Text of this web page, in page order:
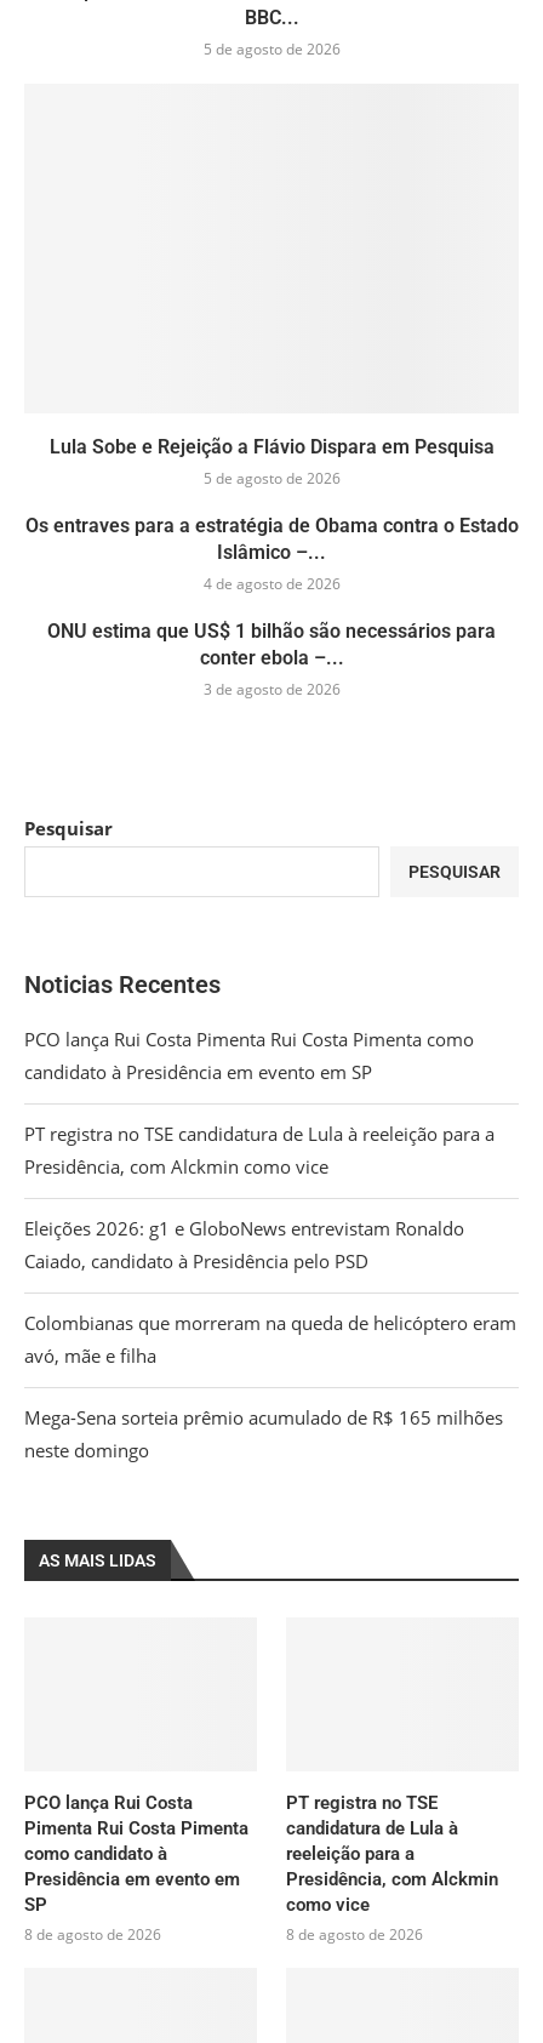
BBC...
5 de agosto de 2026
Lula Sobe e Rejeição a Flávio Dispara em Pesquisa
5 de agosto de 2026
Os entraves para a estratégia de Obama contra o Estado
Islâmico –...
4 de agosto de 2026
ONU estima que US$ 1 bilhão são necessários para
conter ebola –...
3 de agosto de 2026
Pesquisar
PESQUISAR
Noticias Recentes
PCO lança Rui Costa Pimenta Rui Costa Pimenta como
candidato à Presidência em evento em SP
PT registra no TSE candidatura de Lula à reeleição para a
Presidência, com Alckmin como vice
Eleições 2026: g1 e GloboNews entrevistam Ronaldo
Caiado, candidato à Presidência pelo PSD
Colombianas que morreram na queda de helicóptero eram
avó, mãe e filha
Mega-Sena sorteia prêmio acumulado de R$ 165 milhões
neste domingo
AS MAIS LIDAS
PCO lança Rui Costa
Pimenta Rui Costa Pimenta
como candidato à
Presidência em evento em
SP
8 de agosto de 2026
PT registra no TSE
candidatura de Lula à
reeleição para a
Presidência, com Alckmin
como vice
8 de agosto de 2026